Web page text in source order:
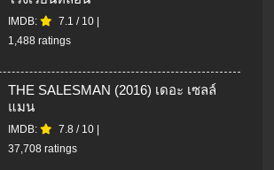
IMDB: 7.1 / 10
1,488 ratings
THE SALESMAN (2016) เดอะ เซลล์
แมน
IMDB: 7.8 / 10
37,708 ratings